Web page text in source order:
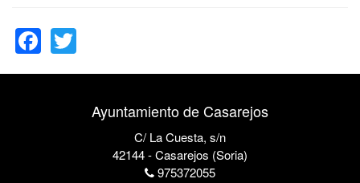
Facebook
Ayuntamiento de Casarejos
C/ La Cuesta, s/n
42144 - Casarejos (Soria)
975372055